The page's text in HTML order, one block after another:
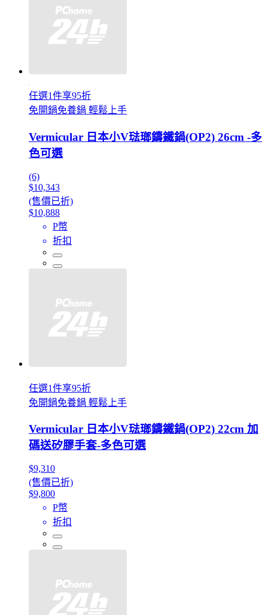
任選1件享95折
免開鍋免養鍋 輕鬆上手
Vermicular 日本小V琺瑯鑄鐵鍋(OP2) 26cm -多
色可選
(6)
$10,343
(售價已折)
$10,888
P幣
折扣
任選1件享95折
免開鍋免養鍋 輕鬆上手
Vermicular 日本小V琺瑯鑄鐵鍋(OP2) 22cm 加
碼送矽膠手套-多色可選
$9,310
(售價已折)
$9,800
P幣
折扣